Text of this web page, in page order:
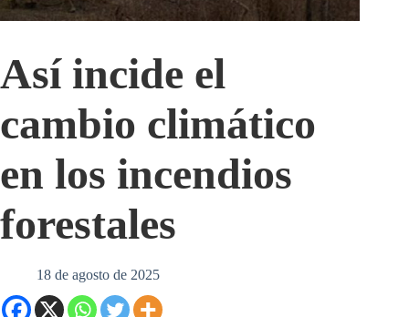
Así incide el
cambio climático
en los incendios
forestales
18 de agosto de 2025